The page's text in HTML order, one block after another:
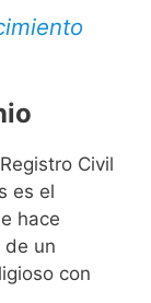
Civil
es el
hace
de un
con